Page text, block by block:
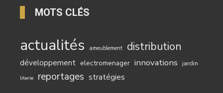
MOTS CLÉS
actualités ameublement distribution
développement electromenager innovations jardin
literie reportages stratégies